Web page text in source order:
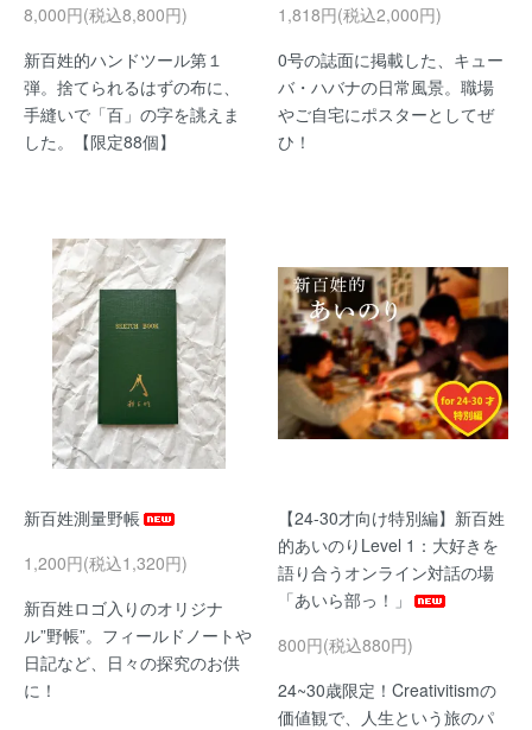
8,000円(税込8,800円)
新百姓的ハンドツール第１
弾。捨てられるはずの布に、
手縫いで「百」の字を誂えま
した。【限定88個】
1,818円(税込2,000円)
0号の誌面に掲載した、キュー
バ・ハバナの日常風景。職場
やご自宅にポスターとしてぜ
ひ！
新百姓測量野帳
1,200円(税込1,320円)
新百姓ロゴ入りのオリジナ
ル”野帳”。フィールドノートや
日記など、日々の探究のお供
に！
【24-30才向け特別編】新百姓
的あいのりLevel 1：大好きを
語り合うオンライン対話の場
「あいら部っ！」
800円(税込880円)
24~30歳限定！Creativitismの
価値観で、人生という旅のパ